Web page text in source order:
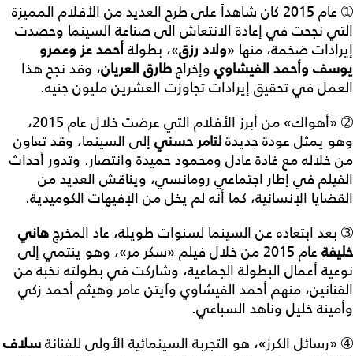
➀ عام 2015 كان شاهداً على طرح العديد من الأفلام المميزة
التي نجحت في إعادة الانتعاش الى صناعة السينما وحصدت
إيرادات ضخمة، منها «ولاد رزق»، بطولةأحمدعز وعمرو
يوسف وأحمد الفيشاوي وإخراجطارق العريان، وقد نجح هذا
العمل في تحقيق إيرادات تجاوزت العشرين مليون جنيه.
➁ «أهواك» من أبرز الأفلام التي عرضت خلال عام 2015،
وهو يمثل عودة جديدةلتامرحسني إلى السينما، وقد تعاون
من خلاله مع غادة عادل ومحمود حميدة وانتصار. وتدور أحداث
الفيلم في إطار اجتماعي رومانسي، ويناقش العديد من
القضايا الإنسانية، كما أنه لم يخل من الإفيهات الكوميدية.
➂ بعد ابتعاده عن السينما لسنوات طويلة، عاد المخرجهاني
خليفة
عام 2015 من خلال فيلم «سكر مر»، وهو ينتمي إلى
نوعية أعمال البطولة الجماعية، وشاركت في بطولته نخبة من
الفنانين، منهم أحمد الفيشاوي وآيتن عامر وهيثم أحمد زكي
وأمينة خليل وناهد السباعي.
➃ «رسائل الكرز»، هو التجربة السينمائية الأولى للفنانةسلاف